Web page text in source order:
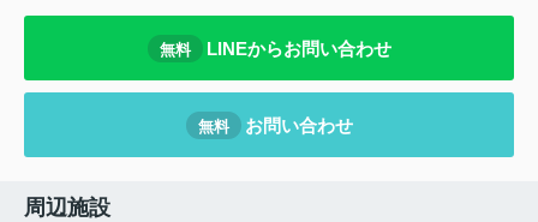
無料 LINEからお問い合わせ
無料 お問い合わせ
周辺施設